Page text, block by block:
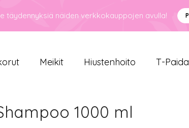
täydennyksiä näiden verkkokauppojen avulla!
Meikit Hiustenhoito T-
1000 ml